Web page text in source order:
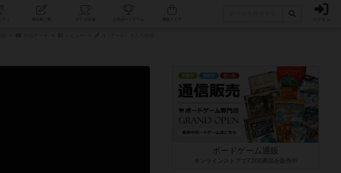
コミュニティ 人気ボードゲーム ログイン
ボードゲーム通販
オンラインストアで7,500商品を販売中